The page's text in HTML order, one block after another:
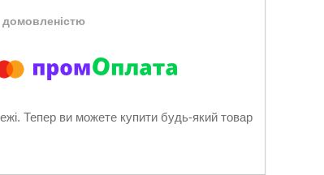
домовленістю
Тепер ви можете купити будь-який товар